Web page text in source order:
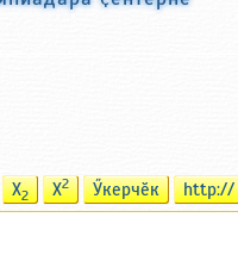
X2 X2 Ӳкерчӗк http://